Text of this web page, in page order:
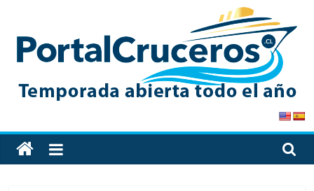
content
PortalCruceros
Toda
la